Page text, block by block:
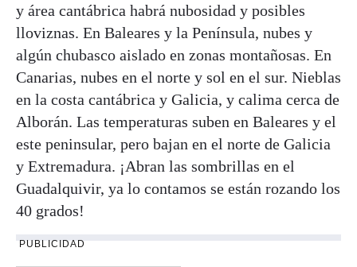
y área cantábrica habrá nubosidad y posibles
lloviznas. En Baleares y la Península, nubes y
algún chubasco aislado en zonas montañosas. En
Canarias, nubes en el norte y sol en el sur. Nieblas
en la costa cantábrica y Galicia, y calima cerca de
Alborán. Las temperaturas suben en Baleares y el
este peninsular, pero bajan en el norte de Galicia
y Extremadura. ¡Abran las sombrillas en el
Guadalquivir, ya lo contamos se están rozando los
40 grados!
PUBLICIDAD